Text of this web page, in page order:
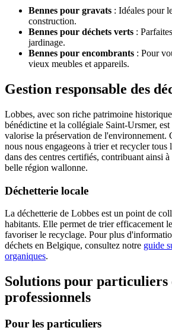
Bennes pour gravats : Idéales pour
construction.
Bennes pour déchets verts :
jardinage.
Bennes pour encombrants : Pour
vieux meubles et appareils.
Gestion responsable des
Lobbes, avec son riche patrimoine
bénédictine et la collégiale Saint-Ursmer,
valorise la préservation de l'environnement.
nous nous engageons à trier et recycler tous
dans des centres certifiés, contribuant ainsi
belle région wallonne.
Déchetterie locale
La déchetterie de Lobbes est un point de
habitants. Elle permet de trier efficacement
favoriser le recyclage. Pour plus
déchets en Belgique, consultez notre guide
organiques.
Solutions pour particuliers
professionnels
Pour les particuliers